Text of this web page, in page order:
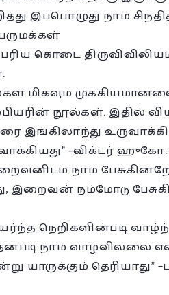
இப்பொழுது நாம்
கொடை
மிகவும்
நூல்கள். இதில்
–விக்டர் ஹுகோ.
நாம்
இறைவன் நம்மோடு
நெறிகளின்படி
நாம் வாழவில்லை
யாருக்கும் தெரியாது”